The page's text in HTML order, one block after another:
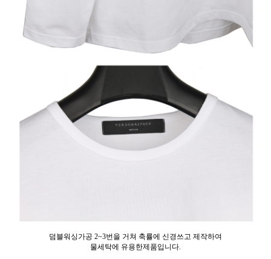
덤블워싱가공 2~3번을 거쳐 축률에 신경쓰고 제작하여
물세탁에 유용한제품입니다.